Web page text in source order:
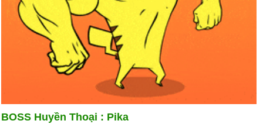
BOSS Huyền Thoại : Pika